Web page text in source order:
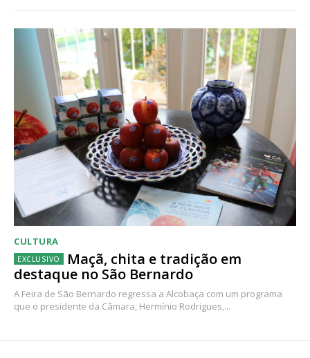
CULTURA
Maçã, chita e tradição em
destaque no São Bernardo
A Feira de São Bernardo regressa a Alcobaça com um programa
que o presidente da Câmara, Hermínio Rodrigues,...